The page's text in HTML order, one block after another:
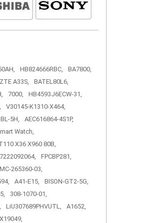
HB824666RBC,
BA7800,
ZTE A33S,
BATEL80L6,
7000,
HB4593J6ECW-31,
V30145-K1310-X464,
BL-5H,
AEC616864-4S1P,
Watch,
X36 X960 80B,
FPCBP281,
MC-265360-03,
A41-E15,
BISON-GT2-5G,
308-1070-01,
LiU307689PHVUTL,
A1652,